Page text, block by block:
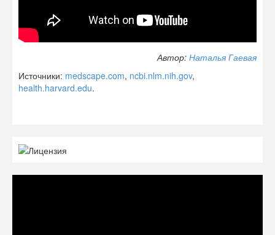
Автор: Наталья Гаевая
Источники: medscape.com, ncbi.nlm.nih.gov,
health.harvard.edu.